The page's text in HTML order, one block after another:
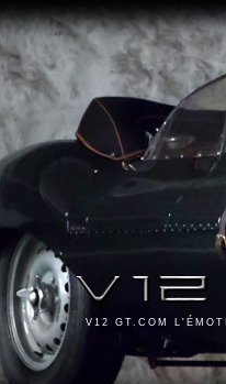
V12 GT.COM